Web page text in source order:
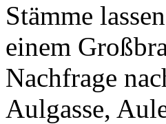
Stämme
einem
Nachfrage
Aulgasse,